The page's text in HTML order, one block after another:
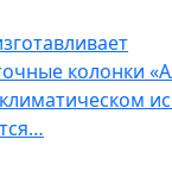
колонки